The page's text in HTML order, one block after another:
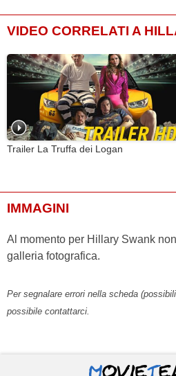
VIDEO CORRELATI A
Trailer La Truffa dei Logan
IMMAGINI
Al momento per Hillary Swank
galleria fotografica.
Per segnalare errori nella scheda
possibile contattarci.